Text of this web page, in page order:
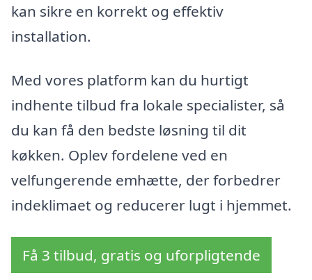
kan sikre en korrekt og effektiv
installation.
Med vores platform kan du hurtigt
indhente tilbud fra lokale specialister, så
du kan få den bedste løsning til dit
køkken. Oplev fordelene ved en
velfungerende emhætte, der forbedrer
indeklimaet og reducerer lugt i hjemmet.
Få 3 tilbud, gratis og uforpligtende